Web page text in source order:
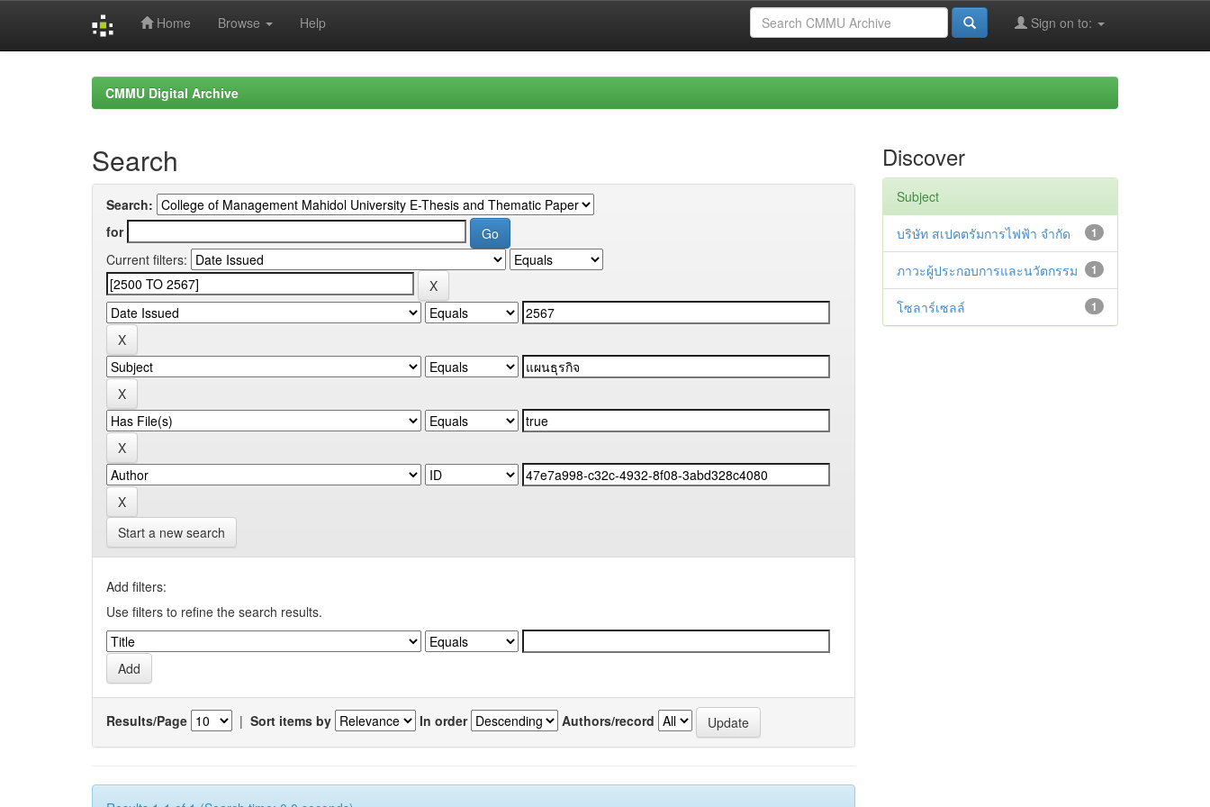
Home Browse Help Sign on to:
CMMU Digital Archive
Search
Search:
for
Current filters:
Start a new search
Add filters:
Use filters to refine the search results.
Results/Page | Sort items by In order Authors/record
Discover
Subject
1
บริษัท สเปคตรัมการไฟฟ้า จำกัด
1
ภาวะผู้ประกอบการและนวัตกรรม
1
โซลาร์เซลล์